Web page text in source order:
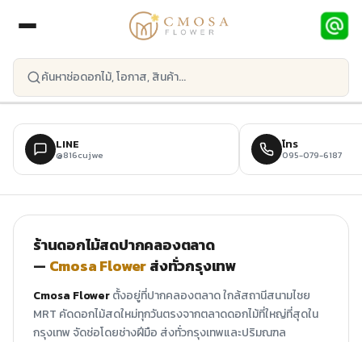
LINE
@816cujwe
โทร
095-079-6187
ร้านดอกไม้สดปากคลองตลาด
— Cmosa Flowerส่งทั่วกรุงเทพ
Cmosa Flowerตั้งอยู่ที่ปากคลองตลาด ใกล้สถานีสนามไชย
MRT คัดดอกไม้สดใหม่ทุกวันตรงจากตลาดดอกไม้ที่ใหญ่ที่สุดใน
กรุงเทพ จัดช่อโดยช่างฝีมือ ส่งทั่วกรุงเทพและปริมณฑล